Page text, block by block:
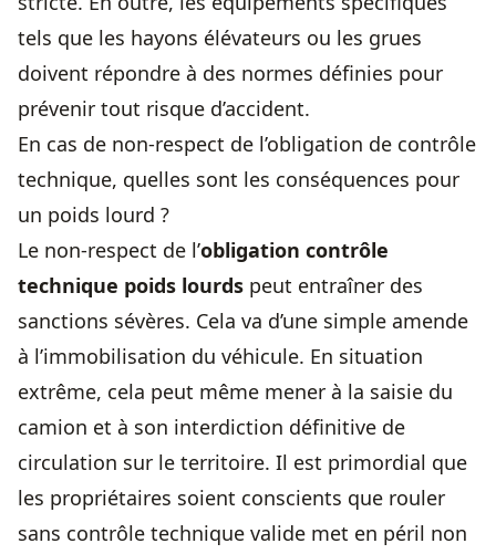
tels que les hayons élévateurs ou les grues
doivent répondre à des normes définies pour
prévenir tout risque d’accident.
En cas de non-respect de l’obligation de contrôle
technique, quelles sont les conséquences pour
un poids lourd ?
Le non-respect de l’obligation contrôle
technique poids lourds peut entraîner des
sanctions sévères. Cela va d’une simple amende
à l’immobilisation du véhicule. En situation
extrême, cela peut même mener à la saisie du
camion et à son interdiction définitive de
circulation sur le territoire. Il est primordial que
les propriétaires soient conscients que rouler
sans contrôle technique valide met en péril non